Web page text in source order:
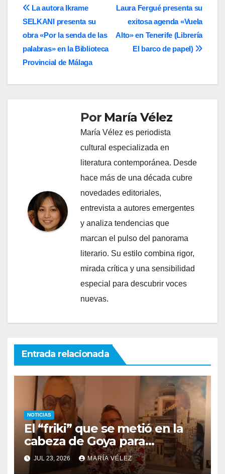
Navegación
de
entradas
Laura Fergué presenta su
exitosa agenda «Vuela
Alto» en Tenerife (Librería
El barco de papel)
La autora Ikrame
SELKANI presenta su
obra «Por la senda de las
palabras» en la Biblioteca
Provincial de Málaga
Por María Vélez
María Vélez es periodista
cultural especializada en
literatura contemporánea. Desde
hace más de una década cubre
novedades editoriales,
entrevista a autores emergentes
y analiza tendencias que
marcan el pulso del panorama
literario. Su estilo combina rigor,
mirada crítica y una sensibilidad
especial para descubrir voces
nuevas.
Entrada relacionada
NOTICIAS
El “friki” que se metió en la
cabeza de Goya para
descubrir qué esconden sus
monstruos
JUL 23, 2026 MARÍA VÉLEZ